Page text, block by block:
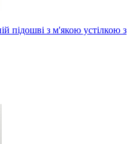
підошві з м'якою устілкою з